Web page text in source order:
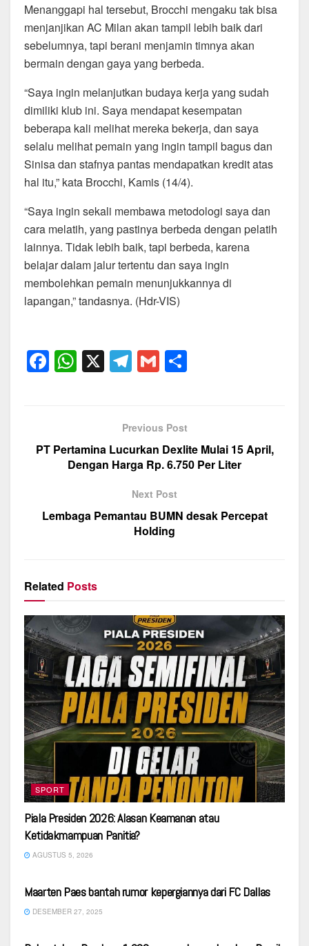
Menanggapi hal tersebut, Brocchi mengaku tak bisa
menjanjikan AC Milan akan tampil lebih baik dari
sebelumnya, tapi berani menjamin timnya akan
bermain dengan gaya yang berbeda.
“Saya ingin melanjutkan budaya kerja yang sudah
dimiliki klub ini. Saya mendapat kesempatan
beberapa kali melihat mereka bekerja, dan saya
selalu melihat pemain yang ingin tampil bagus dan
Sinisa dan stafnya pantas mendapatkan kredit atas
hal itu,” kata Brocchi, Kamis (14/4).
“Saya ingin sekali membawa metodologi saya dan
cara melatih, yang pastinya berbeda dengan pelatih
lainnya. Tidak lebih baik, tapi berbeda, karena
belajar dalam jalur tertentu dan saya ingin
membolehkan pemain menunjukkannya di
lapangan,” tandasnya. (Hdr-VIS)
F
b
k
W
A
p
X T
gr
a
m
G
Previous Post
PT Pertamina Lucurkan Dexlite Mulai 15 April,
Dengan Harga Rp. 6.750 Per Liter
Next Post
Lembaga Pemantau BUMN desak Percepat
Holding
Related Posts
SPORT
Piala Presiden 2026: Alasan Keamanan atau
Ketidakmampuan Panitia?
AGUSTUS 5, 2026
Maarten Paes bantah rumor kepergiannya dari FC Dallas
DESEMBER 27, 2025